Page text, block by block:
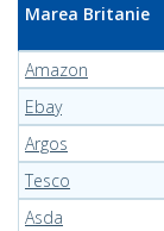
Marea Britanie
Amazon
Ebay
Argos
Tesco
Asda